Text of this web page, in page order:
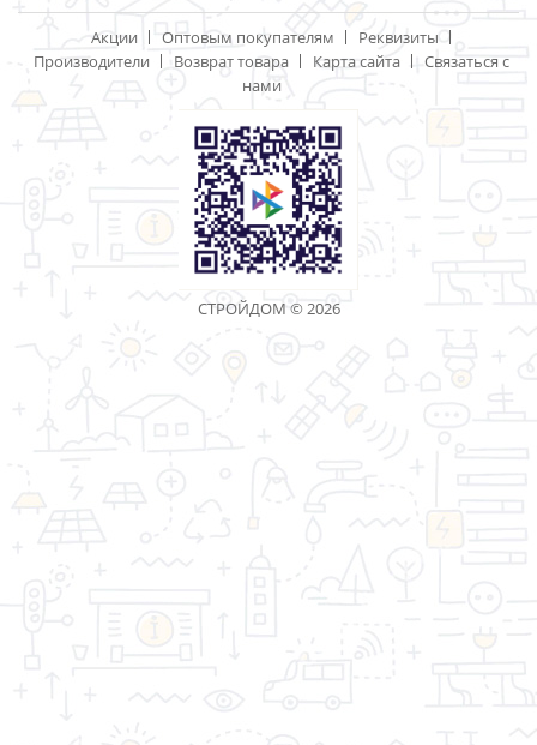
Артикул: 38758
250.00 р.
Артикул: 31821
280.00 р.
>
>|
Показано с 1 по 30 из 129 (всего 5 страниц)
Дополнительно
Возврат товара